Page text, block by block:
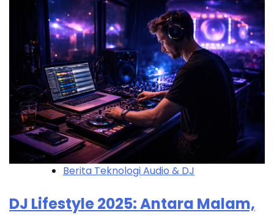
Berita Teknologi Audio & DJ
DJ Lifestyle 2025: Antara Malam,